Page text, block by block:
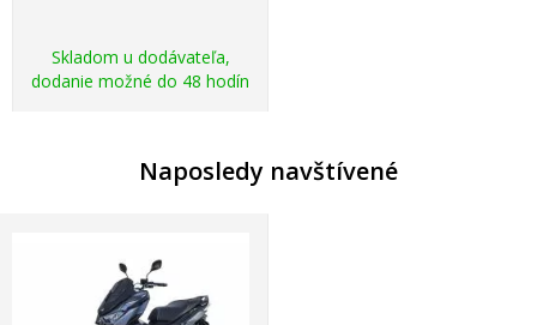
Skladom u dodávateľa,
dodanie možné do 48 hodín
Naposledy navštívené